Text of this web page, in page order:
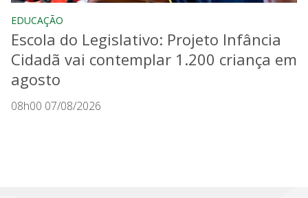
EDUCAÇÃO
Escola do Legislativo: Projeto Infância
Cidadã vai contemplar 1.200 criança em
agosto
08h00 07/08/2026